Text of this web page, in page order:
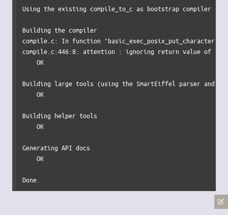
Using the existing compile_to_c as bootstrap compiler
Building the compiler
compile.c: In function
compile.c:446:8: attention : ignoring return value of
    OK
Building large tools (using the SmartEiffel parser and
    OK
Building helper tools
    OK
Generating API docs
    OK
Done.